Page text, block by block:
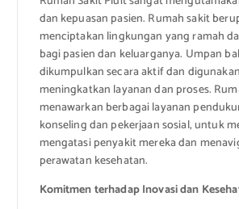
dan kepuasan pasien. Rumah sakit
menciptakan lingkungan yang ramah
bagi pasien dan keluarganya. Umpan
dikumpulkan secara aktif dan
meningkatkan layanan dan proses.
menawarkan berbagai layanan
konseling dan pekerjaan sosial, untuk
mengatasi penyakit mereka dan
perawatan kesehatan.
Komitmen terhadap Inovasi dan